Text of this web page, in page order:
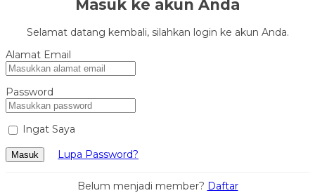
Masuk ke akun Anda
Selamat datang kembali, silahkan login ke akun Anda.
Alamat Email
Password
Ingat Saya
Masuk Lupa Password?
Belum menjadi member? Daftar